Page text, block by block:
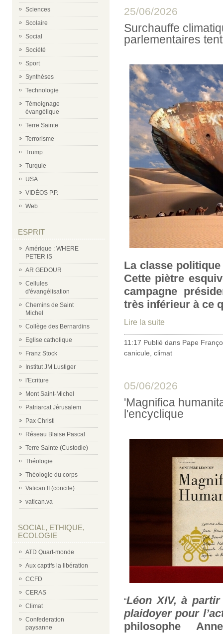
Sciences
Scolaire
Social
Société
Sport
Synthèses
Technologie
Témoignage
évangélique
Terre Sainte
Terrorisme
Trump
Turquie
USA
VIDÉOS P.P.
Web
ESPRIT
Amérique : WHERE
PETER IS
AR GEDOUR
Cellules
d'évangélisation
Chemins de Saint
Michel
Collège des Bernardins
Eglise catholique
Franz Stock
Institut JM Lustiger
l'Ecriture
Mont Saint-Michel
Patriarcat Jérusalem
Pax Christi
Réseau Blaise Pascal
Terre Sainte (Custodie)
Théologie
Théologie du corps
Vatican II (concile)
vatican.va
SOCIAL, ETHIQUE,
ECOLOGIE
ATD Quart-monde
Aux captifs la libération
CCFD
CERAS
Climat
Confederation
paysanne
25/06/2026
Surchauffe
parlementaires
La classe
Cette piètre
campagne
très inférieur à ce
Lire la suite
11:17 Publié dans Pape
canicule climat
05/06/2026
'Magnifica
l'encyclique
“Léon XIV, à
plaidoyer pour
philosophe